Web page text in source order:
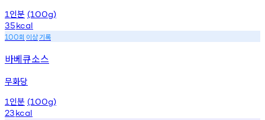
1 인분 (100g)
35kcal
100회 이상기록
바베큐소스
무화당
1 인분 (100g)
23kcal